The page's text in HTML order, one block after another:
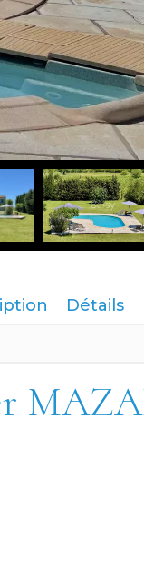
Détails